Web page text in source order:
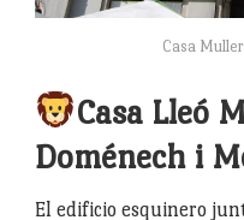
Casa
Casa Lleó
Doménech i
El edificio esquinero